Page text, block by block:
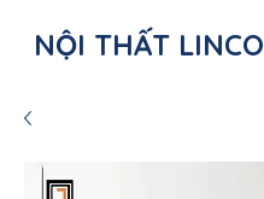
NỘI THẤT LINCO